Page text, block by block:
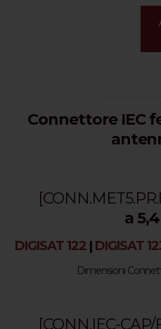
Connettore IEC
a
DIGISAT 122 | DIGISAT
Dimensioni
[CONN.IEC-CAP/